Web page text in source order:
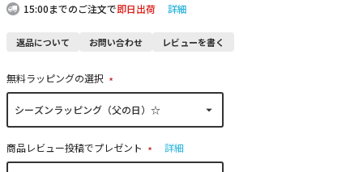
15:00までのご注文で即日出荷 詳細
返品について お問い合わせ レビューを書く
無料ラッピングの選択
(
必
商品レビュー投稿でプレゼント
(
詳細